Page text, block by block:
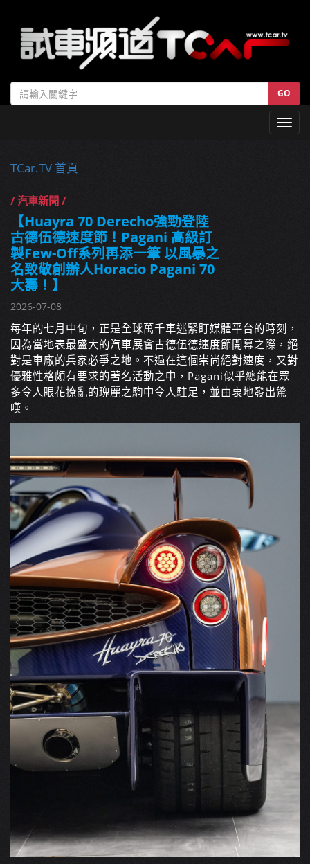
GO
TCar.TV 首頁
/ 汽車新聞 /
【Huayra 70 Derecho強勁登陸
古德伍德速度節！Pagani 高級訂
製Few-Off系列再添一筆 以風暴之
名致敬創辦人Horacio Pagani 70
大壽！】
2026-07-08
每年的七月中旬，正是全球萬千車迷緊盯媒體平台的時刻，
因為當地表最盛大的汽車展會古德伍德速度節開幕之際，絕
對是車廠的兵家必爭之地。不過在這個崇尚絕對速度，又對
優雅性格頗有要求的著名活動之中，Pagani似乎總能在眾
多令人眼花撩亂的瑰麗之駒中令人駐足，並由衷地發出驚
嘆。